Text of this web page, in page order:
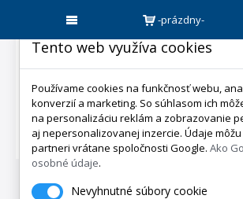
-prázdny-
Tento web využíva cookies
Používame cookies na funkčnosť webu,
konverzií a marketing. So súhlasom ich
na personalizáciu reklám a zobrazovanie
aj nepersonalizovanej inzercie. Údaje
partneri vrátane spoločnosti Google. Ako
osobné údaje.
Nevyhnutné súbory cookie